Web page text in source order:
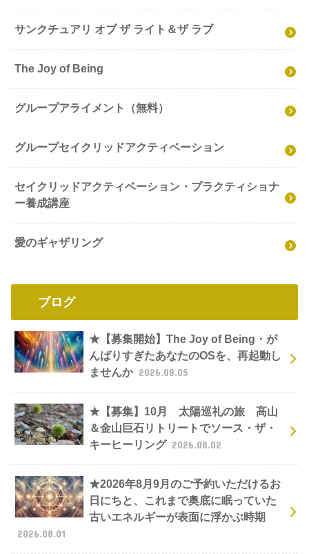
サンクチュアリ オブ ザ ライト＆ザ ラブ
The Joy of Being
グループアライメント（無料）
グループセイクリッドアクティベーション
セイクリッドアクティベーション・プラクティショナ
ー養成講座
愛のギャザリング
ブログ
★【募集開始】The Joy of Being・が
んばりすぎたあなたのOSを、再起動し
ませんか 2026.08.05
★【募集】10月 太陽巡礼の旅 高山
＆金山巨石リトリートでソース・ザ・
キーヒーリング 2026.08.02
★2026年8月9月のご予約いただけるお
日にちと、これまで奥底に眠っていた
古いエネルギーが表面に浮かぶ時期
2026.08.01